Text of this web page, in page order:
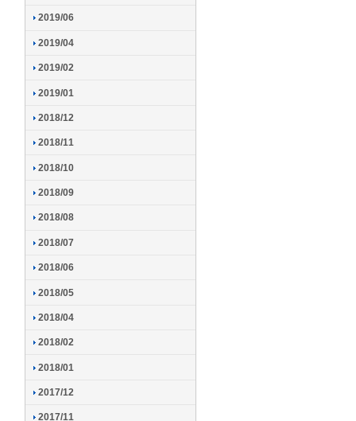
2019/06
2019/04
2019/02
2019/01
2018/12
2018/11
2018/10
2018/09
2018/08
2018/07
2018/06
2018/05
2018/04
2018/02
2018/01
2017/12
2017/11